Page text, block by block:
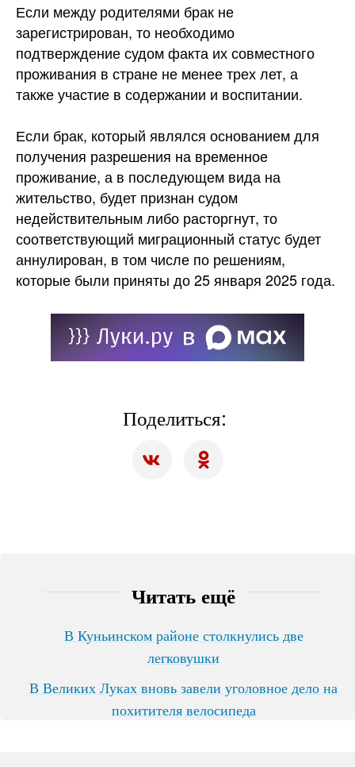
Если между родителями брак не
зарегистрирован, то необходимо
подтверждение судом факта их совместного
проживания в стране не менее трех лет, а
также участие в содержании и воспитании.
Если брак, который являлся основанием для
получения разрешения на временное
проживание, а в последующем вида на
жительство, будет признан судом
недействительным либо расторгнут, то
соответствующий миграционный статус будет
аннулирован, в том числе по решениям,
которые были приняты до 25 января 2025 года.
Поделиться:
Читать ещё
В Куньинском районе столкнулись две
легковушки
В Великих Луках вновь завели уголовное дело на
похитителя велосипеда